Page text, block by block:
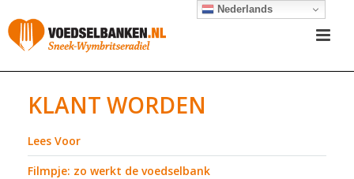
KLANT WORDEN
Lees Voor
Filmpje: zo werkt de voedselbank
Nederlands